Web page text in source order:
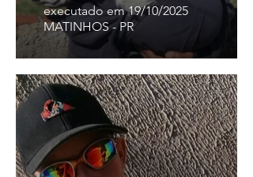
executado em 19/10/2025
MATINHOS - PR